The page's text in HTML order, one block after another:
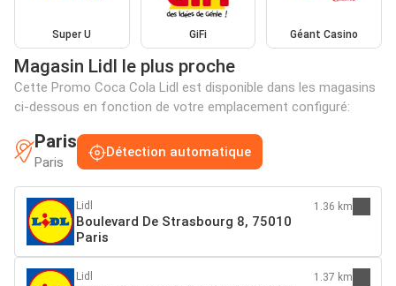
Super U GiFi Géant Casino
Magasin Lidl le plus proche
Cette Promo Coca Cola Lidl est disponible dans les magasins
ci-dessous en fonction de votre emplacement configuré:
Paris
Paris
Détection automatique
Lidl
Boulevard De Strasbourg 8, 75010
Paris
1.36 km
Lidl 1.37 km